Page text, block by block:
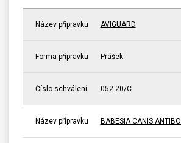
Název přípravku AVIGUARD
Forma přípravku Prášek
Číslo schválení 052-20/C
Název přípravku BABESIA CANIS